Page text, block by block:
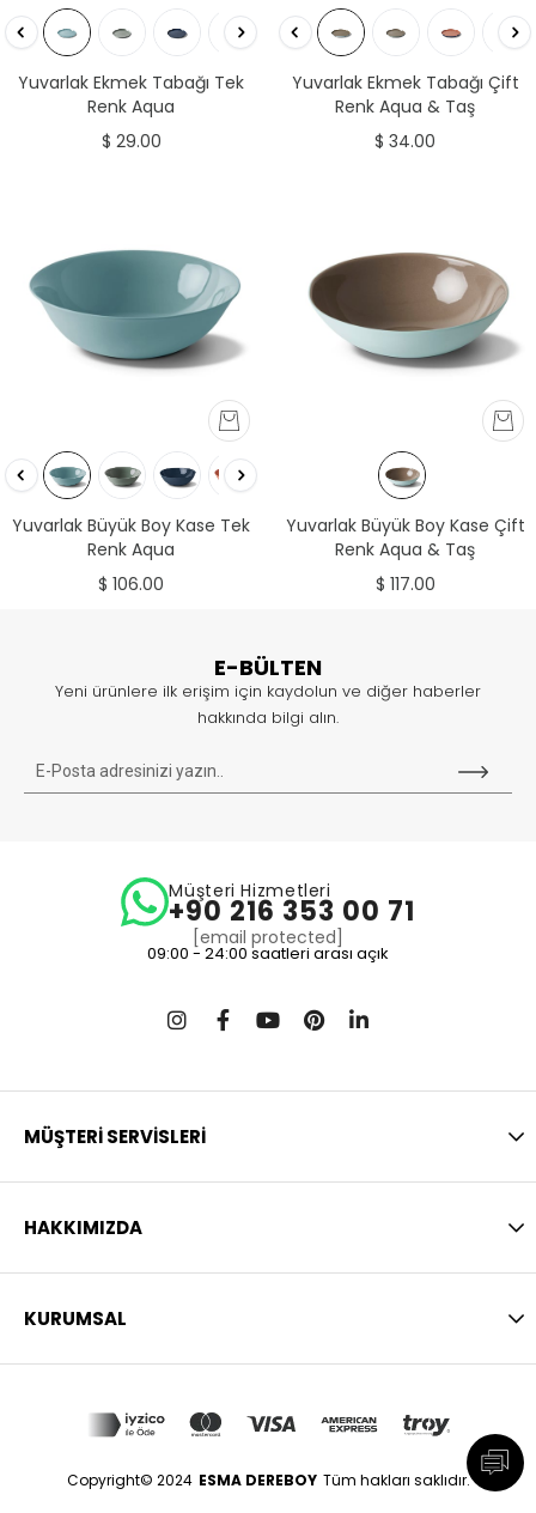
Yuvarlak Ekmek Tabağı Tek
Renk Aqua
$ 29.00
Yuvarlak Ekmek Tabağı Çift
Renk Aqua & Taş
$ 34.00
Yuvarlak Büyük Boy Kase Tek
Renk Aqua
$ 106.00
Yuvarlak Büyük Boy Kase Çift
Renk Aqua & Taş
$ 117.00
E-BÜLTEN
Yeni ürünlere ilk erişim için kaydolun ve diğer haberler
hakkında bilgi alın.
Müşteri Hizmetleri
+90 216 353 00 71
[email protected]
09:00 - 24:00 saatleri arası açık
MÜŞTERİ SERVİSLERİ
HAKKIMIZDA
KURUMSAL
Copyright© 2024 ESMA DEREBOY Tüm hakları saklıdır.